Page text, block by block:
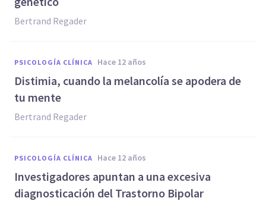
Bertrand Regader
PSICOLOGÍA CLÍNICA hace 12 años
Distimia, cuando la melancolía se apodera de
tu mente
Bertrand Regader
PSICOLOGÍA CLÍNICA hace 12 años
Investigadores apuntan a una excesiva
diagnosticación del Trastorno Bipolar